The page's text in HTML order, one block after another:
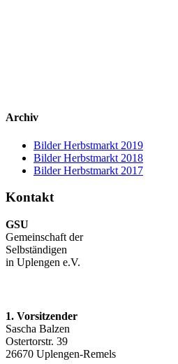
Archiv
Bilder Herbstmarkt 2019
Bilder Herbstmarkt 2018
Bilder Herbstmarkt 2017
Kontakt
GSU
Gemeinschaft der
Selbständigen
in Uplengen e.V.
1. Vorsitzender
Sascha Balzen
Ostertorstr. 39
26670 Uplengen-Remels